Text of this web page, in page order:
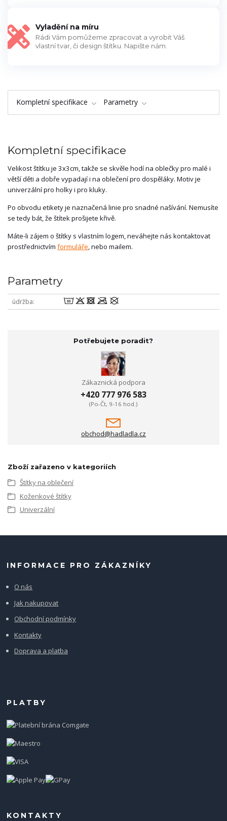
Vyladění na míru
Rádi Vám pomůžeme zpracovat a vyrobit Váš
vlastní tvar, či design štítku. Napište nám.
Kompletní specifikace Parametry
Kompletní specifikace
Velikost štítku je 3x3cm, takže se skvěle hodí na oblečky pro malé i
větší děti a dobře vypadají i na oblečení pro dospěláky. Motiv je
univerzální pro holky i pro kluky.
Po obvodu etikety je naznačená linie pro snadné našívání. Nemusíte
se tedy bát, že štítek prošijete křivě.
Máte-li zájem o štítky s vlastním logem, neváhejte nás kontaktovat
prostřednictvím formuláře, nebo mailem.
Parametry
údržba wodmU
Potřebujete poradit?
Zákaznická podpora
+420 777 976 583
(Po-Čt, 9-16 hod.)
obchod@hadladla.cz
Zboží zařazeno v kategoriích
Štítky na oblečení
Koženkové štítky
Univerzální
INFORMACE PRO ZÁKAZNÍKY
O nás
Jak nakupovat
Obchodní podmínky
Kontakty
Doprava a platba
PLATBY
KONTAKTY